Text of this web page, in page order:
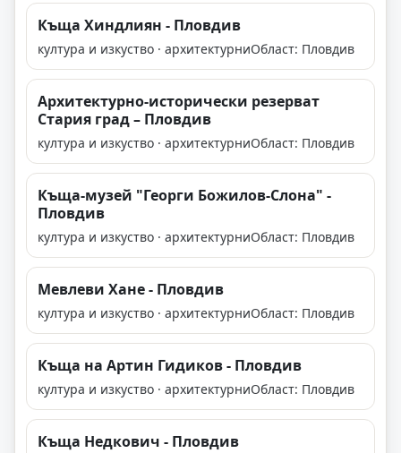
Къща Хиндлиян - Пловдив
култура и изкуство · архитектурниОбласт: Пловдив
Архитектурно-исторически резерват
Стария град – Пловдив
култура и изкуство · архитектурниОбласт: Пловдив
Къща-музей "Георги Божилов-Слона" -
Пловдив
култура и изкуство · архитектурниОбласт: Пловдив
Мевлеви Хане - Пловдив
култура и изкуство · архитектурниОбласт: Пловдив
Къща на Артин Гидиков - Пловдив
култура и изкуство · архитектурниОбласт: Пловдив
Къща Недкович - Пловдив